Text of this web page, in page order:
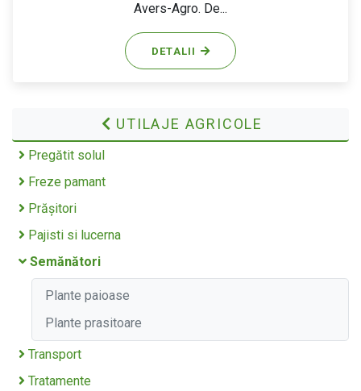
Avers-Agro. De...
DETALII
UTILAJE AGRICOLE
Pregătit solul
Freze pamant
Prășitori
Pajisti si lucerna
Semănători
Plante paioase
Plante prasitoare
Transport
Tratamente